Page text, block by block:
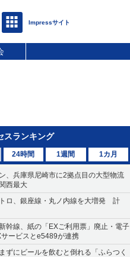
スランキング
24時間 1週間 1カ月
、兵庫県尼崎市に2拠点目の大型物流
西最大
ロ、銀座線・丸ノ内線を大増発 計
幹線、紙の「EXご利用票」廃止・電子
ービスとe5489が連携
ずにビールを飲むと倒れる「ふらつく